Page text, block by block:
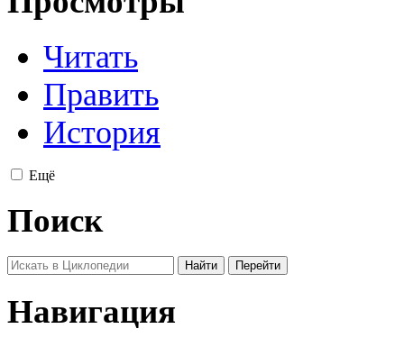
Читать
Править
История
Ещё
Поиск
Навигация